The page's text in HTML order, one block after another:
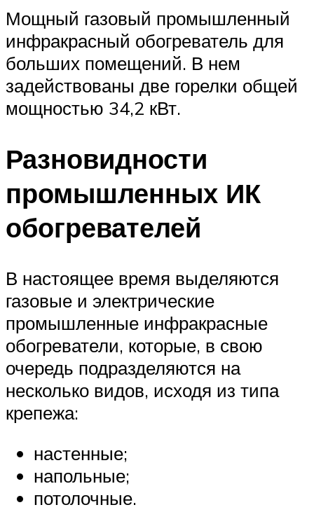
Мощный газовый промышленный
инфракрасный обогреватель для
больших помещений. В нем
задействованы две горелки общей
мощностью 34,2 кВт.
Разновидности
промышленных ИК
обогревателей
В настоящее время выделяются
газовые и электрические
промышленные инфракрасные
обогреватели, которые, в свою
очередь подразделяются на
несколько видов, исходя из типа
крепежа:
настенные;
напольные;
потолочные.